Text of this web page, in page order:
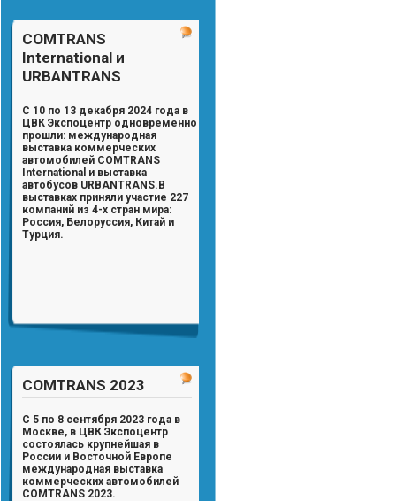
COMTRANS
International и
URBANTRANS
С 10 по 13 декабря 2024 года в
ЦВК Экспоцентр одновременно
прошли: международная
выставка коммерческих
автомобилей COMTRANS
International и выставка
автобусов URBANTRANS.В
выставках приняли участие 227
компаний из 4-х стран мира:
Россия, Белоруссия, Китай и
Турция.
COMTRANS 2023
С 5 по 8 сентября 2023 года в
Москве, в ЦВК Экспоцентр
состоялась крупнейшая в
России и Восточной Европе
международная выставка
коммерческих автомобилей
COMTRANS 2023.